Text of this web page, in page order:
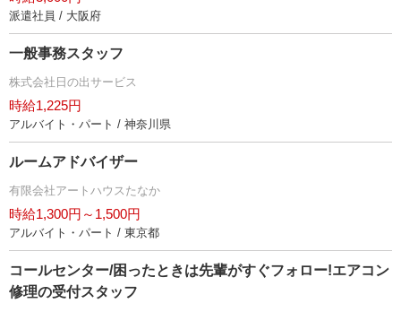
派遣社員 / 大阪府
一般事務スタッフ
株式会社日の出サービス
時給1,225円
アルバイト・パート / 神奈川県
ルームアドバイザー
有限会社アートハウスたなか
時給1,300円～1,500円
アルバイト・パート / 東京都
コールセンター/困ったときは先輩がすぐフォロー!エアコン
修理の受付スタッフ